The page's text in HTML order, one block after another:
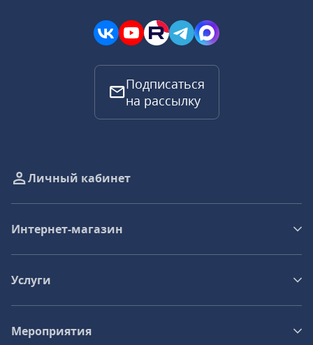
Подписаться
на рассылку
Личный кабинет
Интернет-магазин
Услуги
Мероприятия